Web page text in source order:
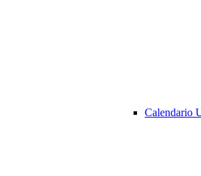
Calendario